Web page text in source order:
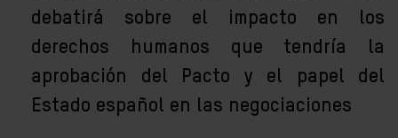
debatirá sobre el impacto en los
derechos humanos que tendría la
aprobación del Pacto y el papel del
Estado español en las negociaciones